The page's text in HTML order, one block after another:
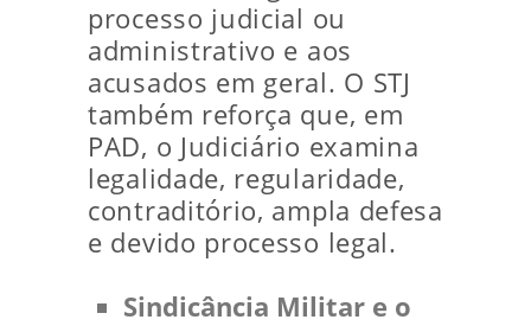
processo judicial ou
administrativo e aos
acusados em geral. O STJ
também reforça que, em
PAD, o Judiciário examina
legalidade, regularidade,
contraditório, ampla defesa
e devido processo legal.
Sindicância Militar e o